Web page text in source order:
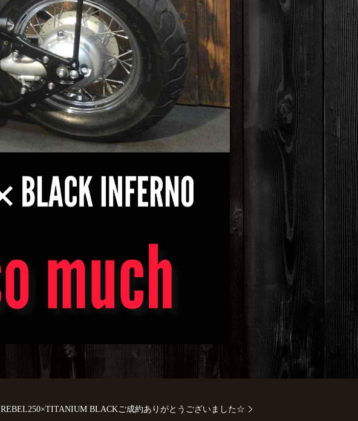
REBEL250×TITANIUM BLACKご成約ありがとうございました☆